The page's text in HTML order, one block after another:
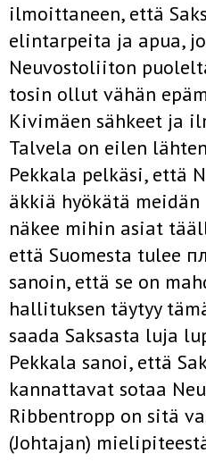
ilmoittaneen, että
elintarpeita ja apua,
Neuvostoliiton
tosin ollut vähän
Kivimäen sähkeet ja
Talvela on eilen
Pekkala pelkäsi, että
äkkiä hyökätä meidän
näkee mihin asiat
että Suomesta tulee
sanoin, että se on
hallituksen täytyy
saada Saksasta luja
Pekkala sanoi, että
kannattavat sotaa
Ribbentropp on sitä
(Johtajan)